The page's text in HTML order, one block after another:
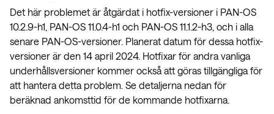
Det här problemet är åtgärdat i hotfix-versioner i PAN-OS
10.2.9-h1, PAN-OS 11.0.4-h1 och PAN-OS 11.1.2-h3, och i alla
senare PAN-OS-versioner. Planerat datum för dessa hotfix-
versioner är den 14 april 2024. Hotfixar för andra vanliga
underhållsversioner kommer också att göras tillgängliga för
att hantera detta problem. Se detaljerna nedan för
beräknad ankomsttid för de kommande hotfixarna.